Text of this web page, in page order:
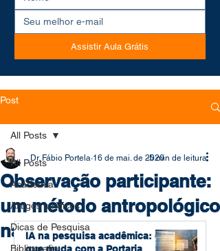
Assistir Aula Grátis
Post
All Posts
Academia
Artigos jurídicos
Dicas de Pesquisa
Bibliografia
All Posts
Observação participante:
um método antropológico
na pesquisa jurídica
Dr. Fábio Portela 16 de mai. de 20205 min de leitura
IA na pesquisa acadêmica: o